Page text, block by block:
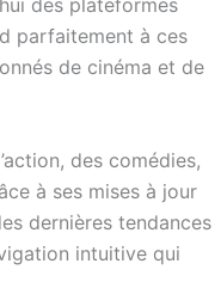
des plateformes
parfaitement à ces
de cinéma et de
des comédies,
à ses mises à jour
dernières tendances
intuitive qui